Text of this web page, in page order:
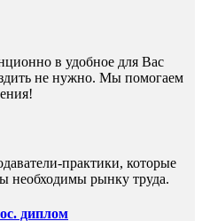
в удобное для Вас
не нужно. Мы помогаем
практики, которые
необходимы рынку труда.
диплом